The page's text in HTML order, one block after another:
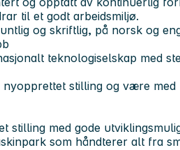
til et godt arbeidsmiljø.
og skriftlig, på norsk og
teknologiselskap med
stilling og være med
stilling med gode
som håndterer alt fra